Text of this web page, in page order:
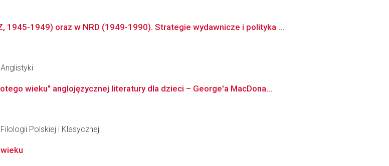
1945-1949) oraz w NRD (1949-1990). Strategie wydawnicze i polityka ...
wieku" anglojęzycznej literatury dla dzieci – George'a MacDona...
Polskiej i Klasycznej